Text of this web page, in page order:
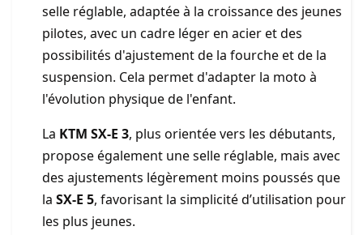
selle réglable, adaptée à la croissance des jeunes
pilotes, avec un cadre léger en acier et des
possibilités d'ajustement de la fourche et de la
suspension. Cela permet d'adapter la moto à
l'évolution physique de l'enfant.
La KTM SX-E 3, plus orientée vers les débutants,
propose également une selle réglable, mais avec
des ajustements légèrement moins poussés que
la SX-E 5, favorisant la simplicité d’utilisation pour
les plus jeunes.